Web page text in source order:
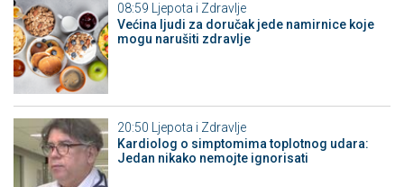
08:59
Ljepota i Zdravlje
Većina ljudi za doručak jede namirnice koje
mogu narušiti zdravlje
20:50 Ljepota i Zdravlje
Kardiolog o simptomima toplotnog udara:
Jedan nikako nemojte ignorisati